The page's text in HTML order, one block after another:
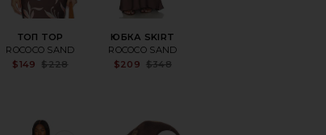
ТОП TOP
ROCOCO SAND
Sale price:
$149
$228
ЮБКА SKIRT
ROCOCO SAND
$209 $348